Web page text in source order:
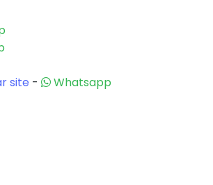
site -
Whatsapp